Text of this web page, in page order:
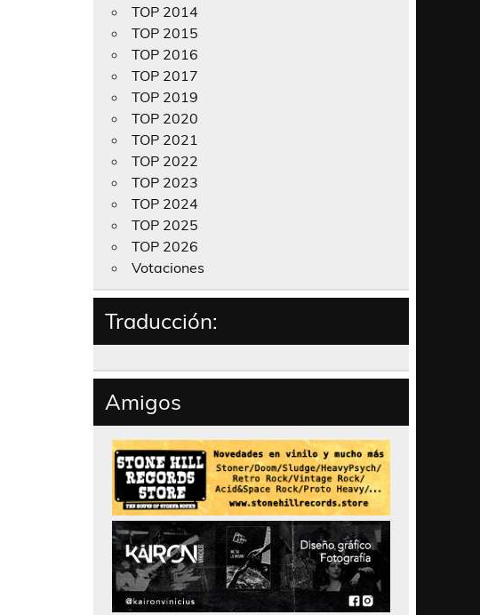
TOP 2014
TOP 2015
TOP 2016
TOP 2017
TOP 2019
TOP 2020
TOP 2021
TOP 2022
TOP 2023
TOP 2024
TOP 2025
TOP 2026
Votaciones
Traducción:
Amigos